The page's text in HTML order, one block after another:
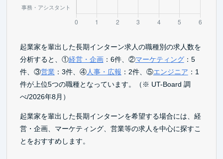
起業家を輩出した長期インターン求人の職種別の求人数を
分析すると、①経営・企画：6件、②マーケティング：5
件、③営業：3件、④人事・広報 ：2件、⑤エンジニア ：1
件が上位5つの職種となっています。（※ UT-Board 調
べ/2026年8月）
起業家を輩出した長期インターンを希望する場合には、経
営・企画、マーケティング、営業等の求人を中心に探すこ
とをおすすめします。